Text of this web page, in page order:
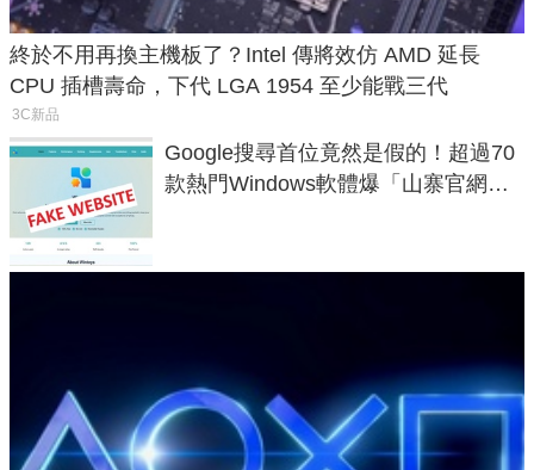
終於不用再換主機板了？Intel 傳將效仿 AMD 延長
CPU 插槽壽命，下代 LGA 1954 至少能戰三代
3C新品
Google搜尋首位竟然是假的！超過70
款熱門Windows軟體爆「山寨官網」